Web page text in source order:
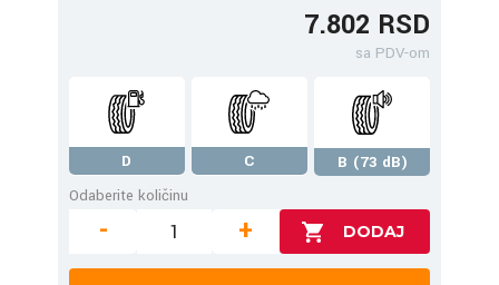
7.802 RSD
sa PDV-om
D C
B (73 dB)
Odaberite količinu
- +